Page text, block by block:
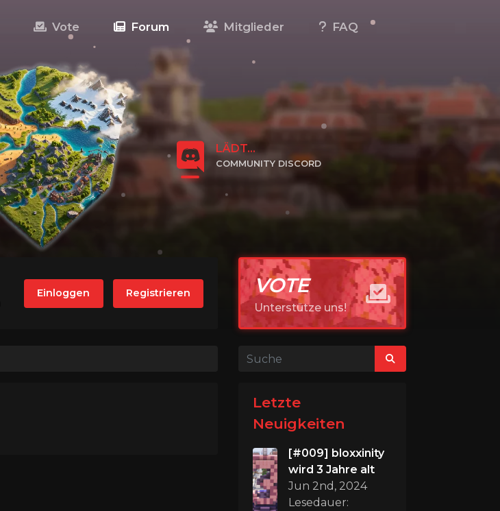
Vote Forum Mitglieder FAQ
LÄDT...
COMMUNITY DISCORD
KLICKE HIER, UM BEIZUTRETEN
Einloggen Registrieren VOTE
Unterstütze uns!
Letzte
Neuigkeiten
[#009] bloxxinity
wird 3 Jahre alt
Jun 2nd, 2024
Lesedauer: